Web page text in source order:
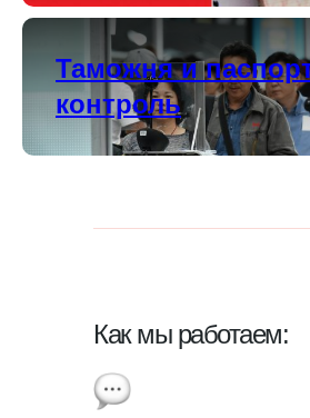
Таможня и
контроль
Как мы работаем: